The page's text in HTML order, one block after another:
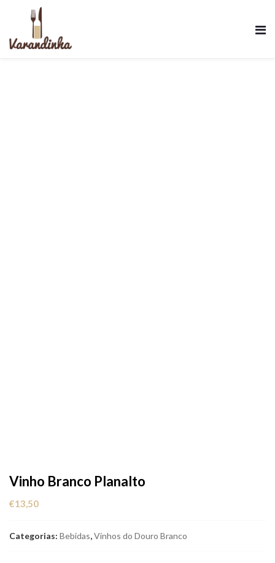
Vinho Branco Planalto
€13,50
Categorias: Bebidas,Vinhos do Douro Branco